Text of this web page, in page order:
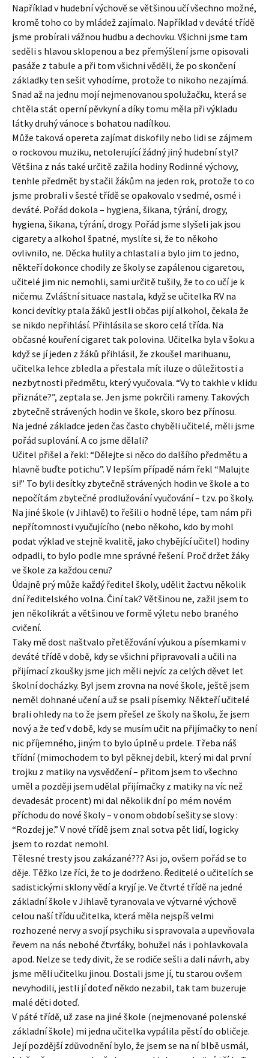
Například v hudební výchově se většinou učí všechno možné,
kromě toho co by mládež zajímalo. Například v deváté třídě
jsme probírali vážnou hudbu a dechovku. Všichni jsme tam
seděli s hlavou sklopenou a bez přemýšlení jsme opisovali
pasáže z tabule a při tom všichni věděli, že po skončení
základky ten sešit vyhodíme, protože to nikoho nezajímá.
Snad až na jednu mojí nejmenovanou spolužačku, která se
chtěla stát operní pěvkyní a díky tomu měla při výkladu
látky druhý vánoce s bohatou nadílkou.
Může taková opereta zajímat diskofily nebo lidi se zájmem
o rockovou muziku, netolerující žádný jiný hudební styl?
Většina z nás také určitě zažila hodiny Rodinné výchovy,
tenhle předmět by stačil žákům na jeden rok, protože to co
jsme probrali v šesté třídě se opakovalo v sedmé, osmé i
deváté. Pořád dokola – hygiena, šikana, týrání, drogy,
hygiena, šikana, týrání, drogy. Pořád jsme slyšeli jak jsou
cigarety a alkohol špatné, myslíte si, že to někoho
ovlivnilo, ne. Děcka hulily a chlastali a bylo jim to jedno,
někteří dokonce chodily ze školy se zapálenou cigaretou,
učitelé jim nic nemohli, sami určitě tušily, že to co učí je k
ničemu. Zvláštní situace nastala, když se učitelka RV na
konci devítky ptala žáků jestli občas pijí alkohol, čekala že
se nikdo nepřihlásí. Přihlásila se skoro celá třída. Na
občasné kouření cigaret tak polovina. Učitelka byla v šoku a
když se jí jeden z žáků přihlásil, že zkoušel marihuanu,
učitelka lehce zbledla a přestala mít iluze o důležitosti a
nezbytnosti předmětu, který vyučovala. “Vy to takhle v klidu
přiznáte?”, zeptala se. Jen jsme pokrčili rameny. Takových
zbytečně strávených hodin ve škole, skoro bez přínosu.
Na jedné základce jeden čas často chyběli učitelé, měli jsme
pořád suplování. A co jsme dělali?
Učitel přišel a řekl: “Dělejte si něco do dalšího předmětu a
hlavně buďte potichu”. V lepším případě nám řekl “Malujte
si!” To byli desítky zbytečně strávených hodin ve škole a to
nepočítám zbytečné prodlužování vyučování – tzv. po školy.
Na jiné škole (v Jihlavě) to řešili o hodně lépe, tam nám při
nepřítomnosti vyučujícího (nebo někoho, kdo by mohl
podat výklad ve stejně kvalitě, jako chybějící učitel) hodiny
odpadli, to bylo podle mne správné řešení. Proč držet žáky
ve škole za každou cenu?
Údajně prý může každý ředitel školy, udělit žactvu několik
dní ředitelského volna. Činí tak? Většinou ne, zažil jsem to
jen několikrát a většinou ve formě výletu nebo braného
cvičení.
Taky mě dost naštvalo přetěžování výukou a písemkami v
deváté třídě v době, kdy se všichni připravovali a učili na
přijímací zkoušky jsme jich měli nejvíc za celých děvet let
školní docházky. Byl jsem zrovna na nové škole, ještě jsem
neměl dohnané učení a už se psali písemky. Někteří učitelé
brali ohledy na to že jsem přešel ze školy na školu, že jsem
nový a že teď v době, kdy se musím učit na přijímačky to není
nic příjemného, jiným to bylo úplně u prdele. Třeba náš
třídní (mimochodem to byl pěknej debil, který mi dal první
trojku z matiky na vysvědčení – přitom jsem to všechno
uměl a později jsem udělal přijímačky z matiky na víc než
devadesát procent) mi dal několik dní po mém novém
příchodu do nové školy – v onom období sešity se slovy :
“Rozdej je.” V nové třídě jsem znal sotva pět lidí, logicky
jsem to rozdat nemohl.
Tělesné tresty jsou zakázané??? Asi jo, ovšem pořád se to
děje. Těžko lze říci, že to je dodrženo. Ředitelé o učitelích se
sadistickými sklony vědí a kryjí je. Ve čtvrté třídě na jedné
základní škole v Jihlavě tyranovala ve výtvarné výchově
celou naší třídu učitelka, která měla nejspíš velmi
rozhozené nervy a svojí psychiku si spravovala a upevňovala
řevem na nás nebohé čtvrťáky, bohužel nás i pohlavkovala
apod. Nelze se tedy divit, že se rodiče sešli a dali návrh, aby
jsme měli učitelku jinou. Dostali jsme jí, tu starou ovšem
nevyhodili, jestli jí doteď někdo nezabil, tak tam buzeruje
malé děti doteď.
V páté třídě, už zase na jiné škole (nejmenované polenské
základní škole) mi jedna učitelka vypálila pěstí do obličeje.
Její pozdější zdůvodnění bylo, že jsem se na ní blbě usmál,